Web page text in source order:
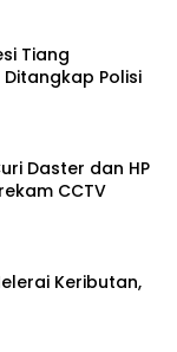
Tiang
Ditangkap Polisi
Daster dan HP
CCTV
Keributan,